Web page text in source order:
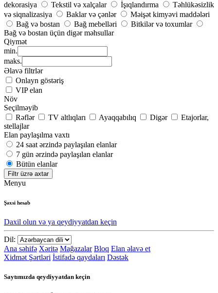
dekorasiya
Tekstil və xalçalar İşıqlandırma
Təhlükəsizlik
və siqnalizasiya
Baklar və çənlər
Məişət kimyəvi maddələri
Bağ və bostan
Bağ mebelləri
Bitkilər və toxumlar
Bağ və bostan üçün digər məhsullar
Qiymət
min.
maks.
Əlavə filtrlər
Onlayn göstəriş
VIP elan
Növ
Seçilməyib
Rəflər
TV altlıqları Ayaqqabılıq Digər
Etajorlar,
stellajlar
Elan paylaşılma vaxtı
24 saat ərzində paylaşılan elanlar
7 gün ərzində paylaşılan elanlar
Bütün elanlar
Filtr üzrə axtar
Menyu
Şəxsi hesab
Daxil olun və ya qeydiyyatdan keçin
Dil:
Ana səhifə Xəritə Mağazalar Bloq Elan əlavə et
Xidmət Şərtləri İstifadə qaydaları Dəstək
Saytımızda qeydiyyatdan keçin